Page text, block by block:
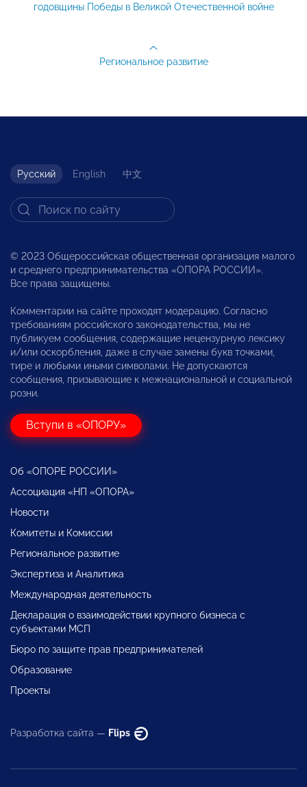
годовщины Победы в Великой Отечественной войне
Региональное развитие
Русский English 中文
© 2023 Общероссийская общественная организация малого
и среднего предпринимательства «ОПОРА РОССИИ».
Все права защищены.
Комментарии на сайте проходят модерацию. Согласно
требованиям российского законодательства, мы не
публикуем сообщения, содержащие нецензурную лексику
и/или оскорбления, даже в случае замены букв точками,
тире и любыми иными символами. Не допускаются
сообщения, призывающие к межнациональной и социальной
розни.
Вступи в «ОПОРУ»
Об «ОПОРЕ РОССИИ»
Ассоциация «НП «ОПОРА»
Новости
Комитеты и Комиссии
Региональное развитие
Экспертиза и Аналитика
Международная деятельность
Декларация о взаимодействии крупного бизнеса с
субъектами МСП
Бюро по защите прав предпринимателей
Образование
Проекты
Разработка сайта — Flips